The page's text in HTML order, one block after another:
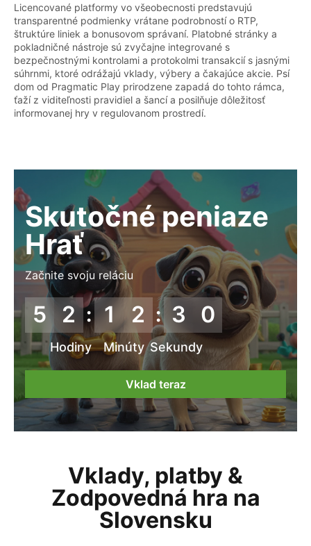
Licencované platformy vo všeobecnosti predstavujú
transparentné podmienky vrátane podrobností o RTP,
štruktúre liniek a bonusovom správaní. Platobné stránky a
pokladničné nástroje sú zvyčajne integrované s
bezpečnostnými kontrolami a protokolmi transakcií s jasnými
súhrnmi, ktoré odrážajú vklady, výbery a čakajúce akcie. Psí
dom od Pragmatic Play prirodzene zapadá do tohto rámca,
ťaží z viditeľnosti pravidiel a šancí a posilňuje dôležitosť
informovanej hry v regulovanom prostredí.
Skutočné peniaze
Hrať
Začnite svoju reláciu
5 2 : 1 2 : 2 8
Hodiny Minúty Sekundy
Vklad teraz
Vklady, platby &
Zodpovedná hra na
Slovensku